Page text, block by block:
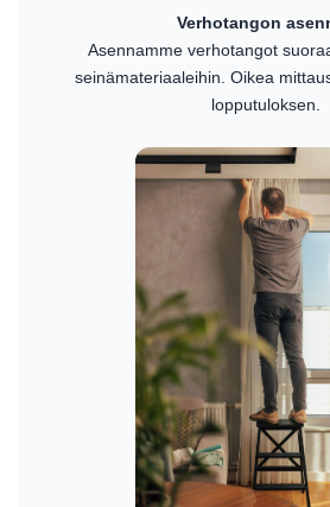
Verhotangon
Asennamme verhotangot
seinämateriaaleihin. Oikea
lopputuloksen.